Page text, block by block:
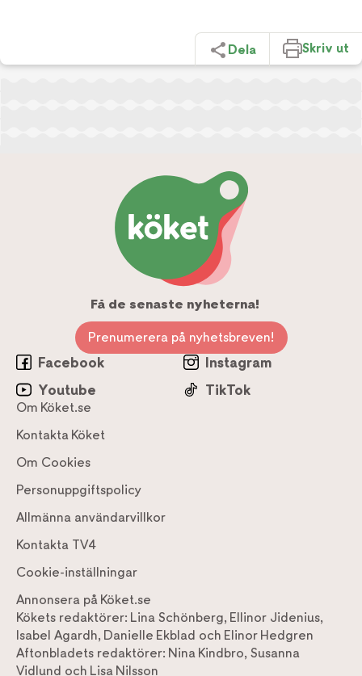
Dela Skriv ut
Få de senaste nyheterna!
Prenumerera på nyhetsbreven!
Facebook
Instagram
Youtube
TikTok
Om Köket.se
Kontakta Köket
Om Cookies
Personuppgiftspolicy
Allmänna användarvillkor
Kontakta TV4
Cookie-inställningar
Annonsera på Köket.se
Kökets redaktörer: Lina Schönberg, Ellinor Jidenius,
Isabel Agardh, Danielle Ekblad och Elinor Hedgren
Aftonbladets redaktörer: Nina Kindbro, Susanna
Vidlund och Lisa Nilsson